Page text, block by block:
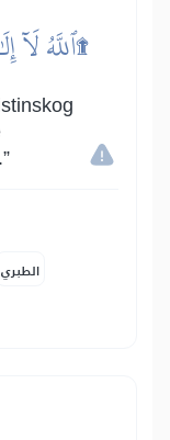
ٱللَّهُ لَآ إِلَٰهَ إِلَّا هُوَ رَبُّ ٱلۡعَرۡشِ ٱلۡعَظِيمِ۩
الطبري